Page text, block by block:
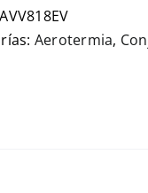
Aerotermia,